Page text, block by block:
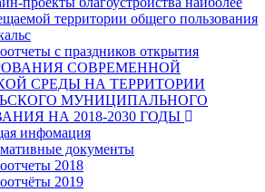
территории общего пользования
с праздников открытия
СОВРЕМЕННОЙ
СРЕДЫ НА ТЕРРИТОРИИ
МУНИЦИПАЛЬНОГО
НА 2018-2030 ГОДЫ
инфомация
документы
2018
2019